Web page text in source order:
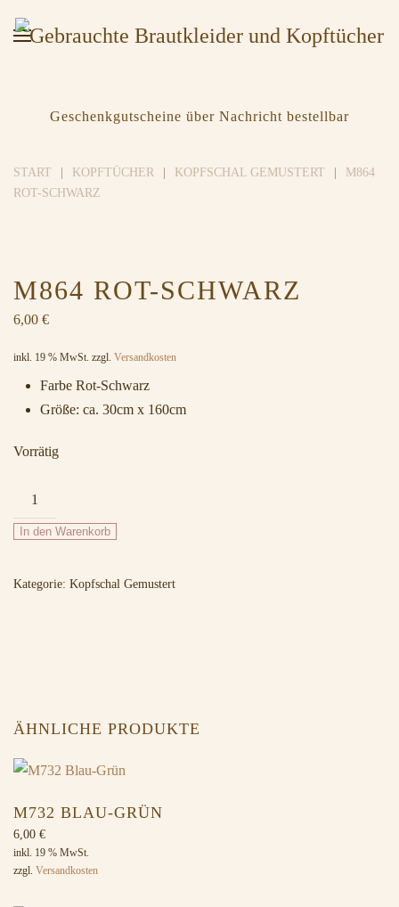
Geschenkgutscheine über Nachricht bestellbar
START KOPFTÜCHER KOPFSCHAL GEMUSTERT
M864
ROT-SCHWARZ
M864 ROT-SCHWARZ
6,00 €
inkl. 19 % MwSt. zzgl. Versandkosten
Farbe Rot-Schwarz
Größe: ca. 30cm x 160cm
Vorrätig
M864
Rot-
Schwarz
In den Warenkorb
Kategorie: Kopfschal Gemustert
ÄHNLICHE PRODUKTE
M732 BLAU-GRÜN
6,00 €
inkl. 19 % MwSt.
zzgl. Versandkosten